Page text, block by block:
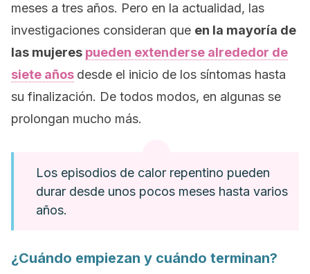
meses a tres años. Pero en la actualidad, las
investigaciones consideran que en la mayoría de
las mujeres pueden extenderse alrededor de
siete años desde el inicio de los síntomas hasta
su finalización. De todos modos, en algunas se
prolongan mucho más.
Los episodios de calor repentino pueden
durar desde unos pocos meses hasta varios
años.
¿Cuándo empiezan y cuándo terminan?